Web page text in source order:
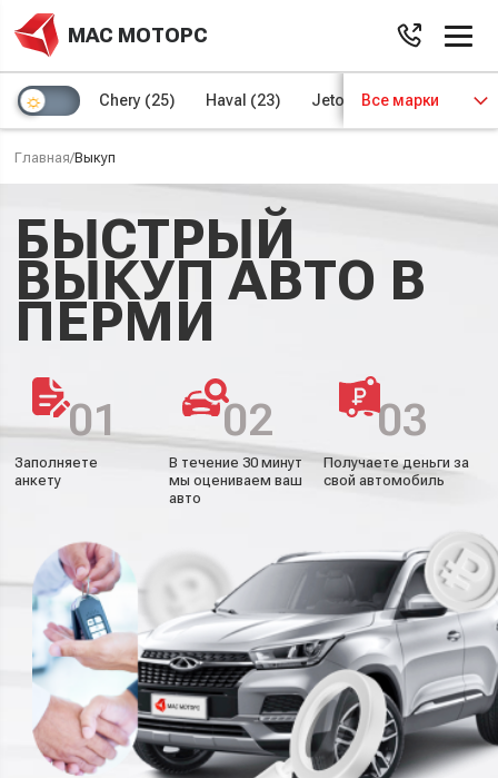
МАС МОТОРС
Chery (25) Haval (23) Jetour (8) Kaiyi (4)
Все марки
Главная/Выкуп
БЫСТРЫЙ
ВЫКУП АВТО В
ПЕРМИ
01
Заполняете
анкету
02
В течение 30 минут
мы оцениваем ваш
авто
03
Получаете деньги за
свой автомобиль